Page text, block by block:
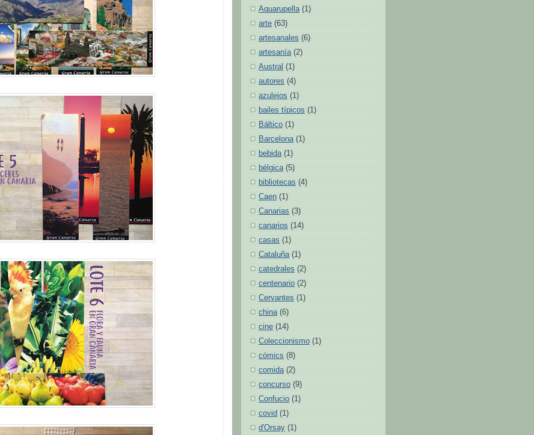
Aquarupella (1)
arte (63)
artesanales (6)
artesanía (2)
Austral (1)
autores (4)
azulejos (1)
bailes típicos (1)
Báltico (1)
Barcelona (1)
bebida (1)
bélgica (5)
bibliotecas (4)
Caen (1)
Canarias (3)
canarios (14)
casas (1)
Cataluña (1)
catedrales (2)
centenario (2)
Cervantes (1)
china (6)
cine (14)
Coleccionismo (1)
cómics (8)
comida (2)
concurso (9)
Confucio (1)
covid (1)
d'Orsay (1)